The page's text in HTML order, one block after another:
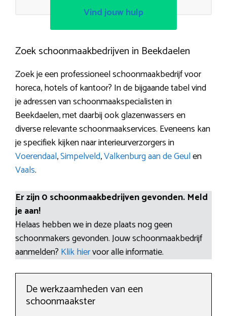
Vind jouw hulp
Zoek schoonmaakbedrijven in Beekdaelen
Zoek je een professioneel schoonmaakbedrijf voor
horeca, hotels of kantoor? In de bijgaande tabel vind
je adressen van schoonmaakspecialisten in
Beekdaelen, met daarbij ook glazenwassers en
diverse relevante schoonmaakservices. Eveneens kan
je specifiek kijken naar interieurverzorgers in
Voerendaal,Simpelveld,Valkenburg aan de Geulen
Vaals.
Er zijn 0 schoonmaakbedrijven gevonden. Meld
je aan!
Helaas hebben we in deze plaats nog geen
schoonmakers gevonden. Jouw schoonmaakbedrijf
aanmelden? Klik hiervoor alle informatie.
De werkzaamheden van een
schoonmaakster